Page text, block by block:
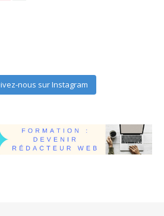
nous sur Instagram